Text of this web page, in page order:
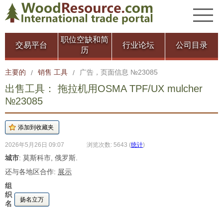
交易平台
职位空缺和简
历
行业论坛 公司目录
主要的 / 销售 工具 / 广告，页面信息 №23085
出售工具： 拖拉机用OSMA TPF/UX mulcher
№23085
2026年5月26日 09:07 浏览次数: 5643 (统计)
城市: 莫斯科市, 俄罗斯.
还与各地区合作: 展示
组
织
名
扬名立万